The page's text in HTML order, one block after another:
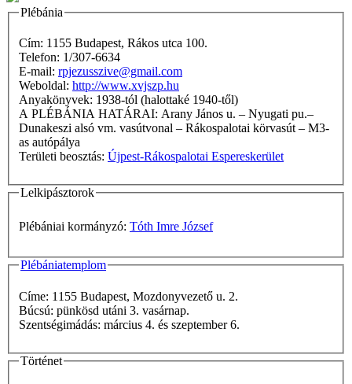
Plébánia
Cím: 1155 Budapest, Rákos utca 100.
Telefon: 1/307-6634
E-mail: rpjezusszive@gmail.com
Weboldal: http://www.xvjszp.hu
Anyakönyvek: 1938-tól (halottaké 1940-től)
A PLÉBÁNIA HATÁRAI: Arany János u. – Nyugati pu.–
Dunakeszi alsó vm. vasútvonal – Rákospalotai körvasút – M3-
as autópálya
Területi beosztás: Újpest-Rákospalotai Espereskerület
Lelkipásztorok
Plébániai kormányzó: Tóth Imre József
Plébániatemplom
Címe: 1155 Budapest, Mozdonyvezető u. 2.
Búcsú: pünkösd utáni 3. vasárnap.
Szentségimádás: március 4. és szeptember 6.
Történet